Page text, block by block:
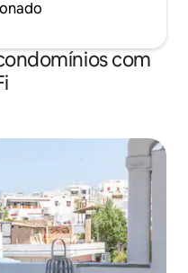
com